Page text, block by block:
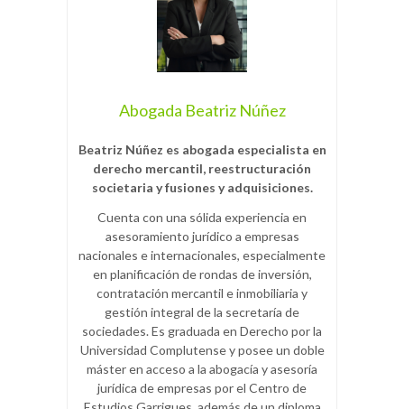
Abogada Beatriz Núñez
Beatriz Núñez es abogada especialista en
derecho mercantil, reestructuración
societaria y fusiones y adquisiciones.
Cuenta con una sólida experiencia en
asesoramiento jurídico a empresas
nacionales e internacionales, especialmente
en planificación de rondas de inversión,
contratación mercantil e inmobiliaria y
gestión integral de la secretaría de
sociedades. Es graduada en Derecho por la
Universidad Complutense y posee un doble
máster en acceso a la abogacía y asesoría
jurídica de empresas por el Centro de